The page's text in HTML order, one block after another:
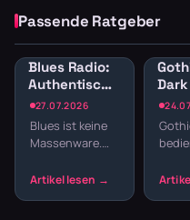
Passende Ratgeber
27.07.2026
Blues Radio:
Authentische
Blues-Sender
online hören
Blues ist keine
Massenware.
von echten
und
für
nicht